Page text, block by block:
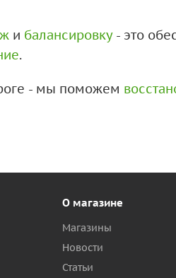
и балансировку- это
.
- мы поможем
О магазине
Магазины
Новости
Статьи